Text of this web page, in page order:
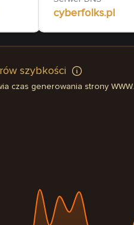
cyberfolks.pl
szybkości
czas generowania strony WWW.